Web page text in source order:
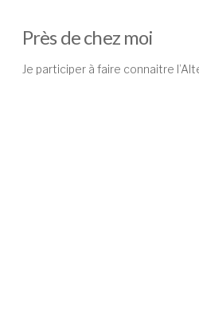
Près de chez moi
Je participer à faire connaitre